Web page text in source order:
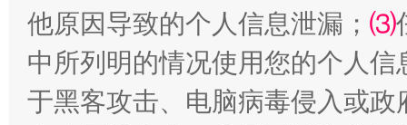
他原因导致的个人信息泄漏； ⑶
中所列明的情况使用您的个人
于黑客攻击、电脑病毒侵入或